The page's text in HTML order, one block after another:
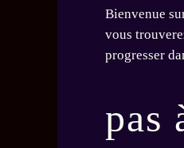
Bienvenue
vous
progresser
pas